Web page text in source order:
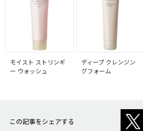
モイスト ストリンギ
ー ウォッシュ
ディープ クレンジン
グフォーム
この記事をシェアする